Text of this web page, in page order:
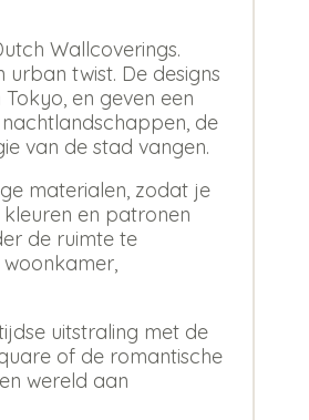
Wallcoverings.
twist. De designs
en geven een
de
van de stad vangen.
materialen, zodat je
en patronen
de ruimte te
uitstraling met de
of de romantische
wereld aan